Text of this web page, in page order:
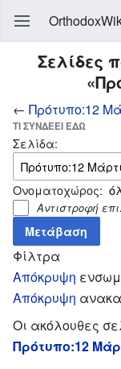
Σελίδες
← Πρότυπο:12
ΤΙ ΣΥΝΔΈΕΙ ΕΔΏ
Σελίδα:
Ονοματοχώρος:
Αντιστροφή
Φίλτρα
Απόκρυψη
Απόκρυψη
Οι ακόλουθες
Πρότυπο:12